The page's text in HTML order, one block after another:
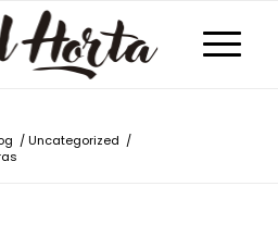
/ Uncategorized /